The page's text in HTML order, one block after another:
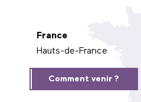
France
Hauts-de-France
Comment venir ?